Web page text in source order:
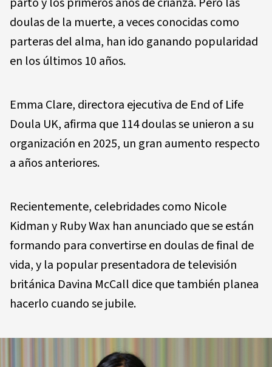
doulas de la muerte, a veces conocidas como
parteras del alma, han ido ganando popularidad
en los últimos 10 años.
Emma Clare, directora ejecutiva de End of Life
Doula UK, afirma que 114 doulas se unieron a su
organización en 2025, un gran aumento respecto
a años anteriores.
Recientemente, celebridades como Nicole
Kidman y Ruby Wax han anunciado que se están
formando para convertirse en doulas de final de
vida, y la popular presentadora de televisión
británica Davina McCall dice que también planea
hacerlo cuando se jubile.